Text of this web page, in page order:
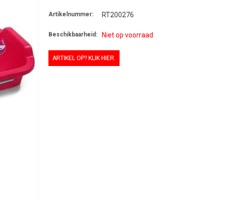
Artikelnummer: RT200276
Beschikbaarheid: Niet op voorraad
ARTIKEL OP? KLIK HIER.